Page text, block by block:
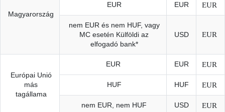
Magyarország
EUR EUR EUR
nem EUR és nem HUF, vagy
MC esetén Külföldi az
elfogadó bank*
USD EUR
Európai Unió
más
tagállama
EUR EUR EUR
HUF HUF EUR
nem EUR, nem HUF USD EUR